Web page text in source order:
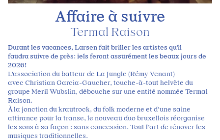
Affaire à suivre
Termal Raison
Durant les vacances, Larsen fait briller les artistes qu'il
faudra suivre de près: iels feront assurément les beaux jours de
2026!
L'association du batteur de La Jungle (Rémy Venant)
avec Christian Garcia-Gaucher, touche-à-tout helvète du
groupe Meril Wubslin, débouche sur une entité nommée Termal
Raison.
À la jonction du krautrock, du folk moderne et d'une saine
attirance pour la transe, le nouveau duo bruxellois réorganise
les sons à sa façon : sans concession. Tout l'art de rénover les
musiques traditionnelles.